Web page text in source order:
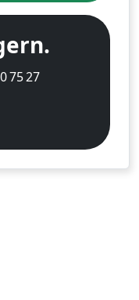
75 27